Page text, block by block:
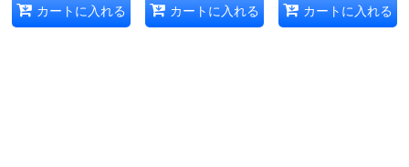
カートに入れる カートに入れる カートに入れる